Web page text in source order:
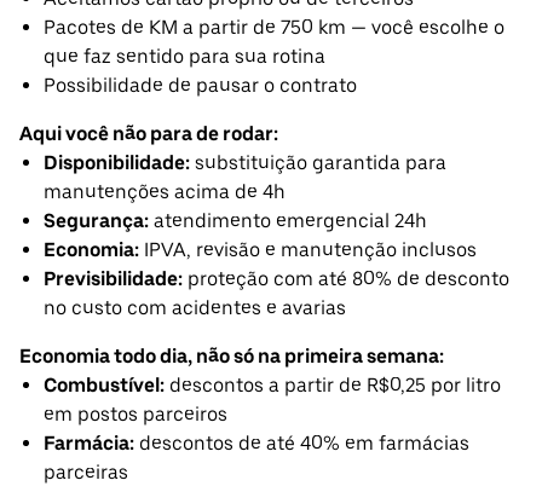
Pacotes de KM a partir de 750 km — você escolhe o
que faz sentido para sua rotina
Possibilidade de pausar o contrato
Aqui você não para de rodar:
Disponibilidade: substituição garantida para
manutenções acima de 4h
Segurança: atendimento emergencial 24h
Economia: IPVA, revisão e manutenção inclusos
Previsibilidade: proteção com até 80% de desconto
no custo com acidentes e avarias
Economia todo dia, não só na primeira semana:
Combustível: descontos a partir de R$0,25 por litro
em postos parceiros
Farmácia: descontos de até 40% em farmácias
parceiras